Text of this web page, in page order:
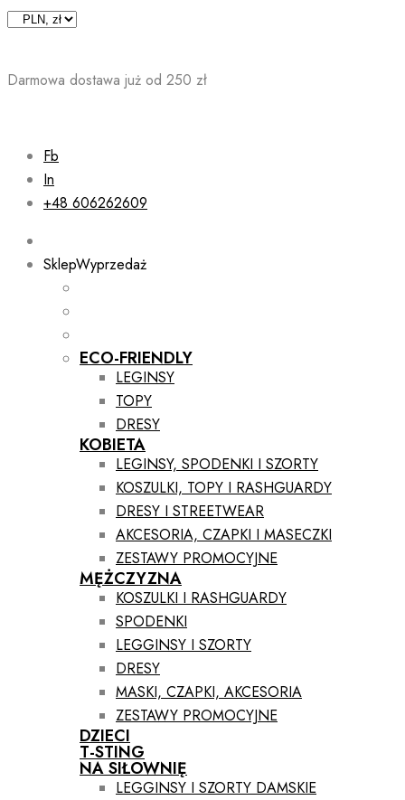
Skip
Darmowa dostawa już od 250 zł
Fb
In
+48 606262609
SklepWyprzedaż
ECO-FRIENDLY
LEGINSY
TOPY
DRESY
KOBIETA
LEGINSY, SPODENKI I SZORTY
KOSZULKI, TOPY I RASHGUARDY
DRESY I STREETWEAR
AKCESORIA, CZAPKI I MASECZKI
ZESTAWY PROMOCYJNE
MĘŻCZYZNA
KOSZULKI I RASHGUARDY
SPODENKI
LEGGINSY I SZORTY
DRESY
MASKI, CZAPKI, AKCESORIA
ZESTAWY PROMOCYJNE
DZIECI
T-STING
NA SIŁOWNIĘ
LEGGINSY I SZORTY DAMSKIE